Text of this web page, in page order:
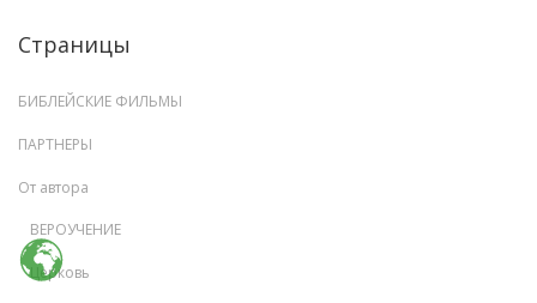
Страницы
БИБЛЕЙСКИЕ ФИЛЬМЫ
ПАРТНЕРЫ
От автора
ВЕРОУЧЕНИЕ
Церковь